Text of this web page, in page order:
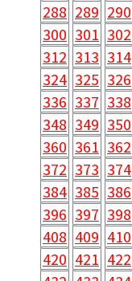
288 289 290
300 301 302
312 313 314
324 325 326
336 337 338
348 349 350
360 361 362
372 373 374
384 385 386
396 397 398
408 409 410
420 421 422